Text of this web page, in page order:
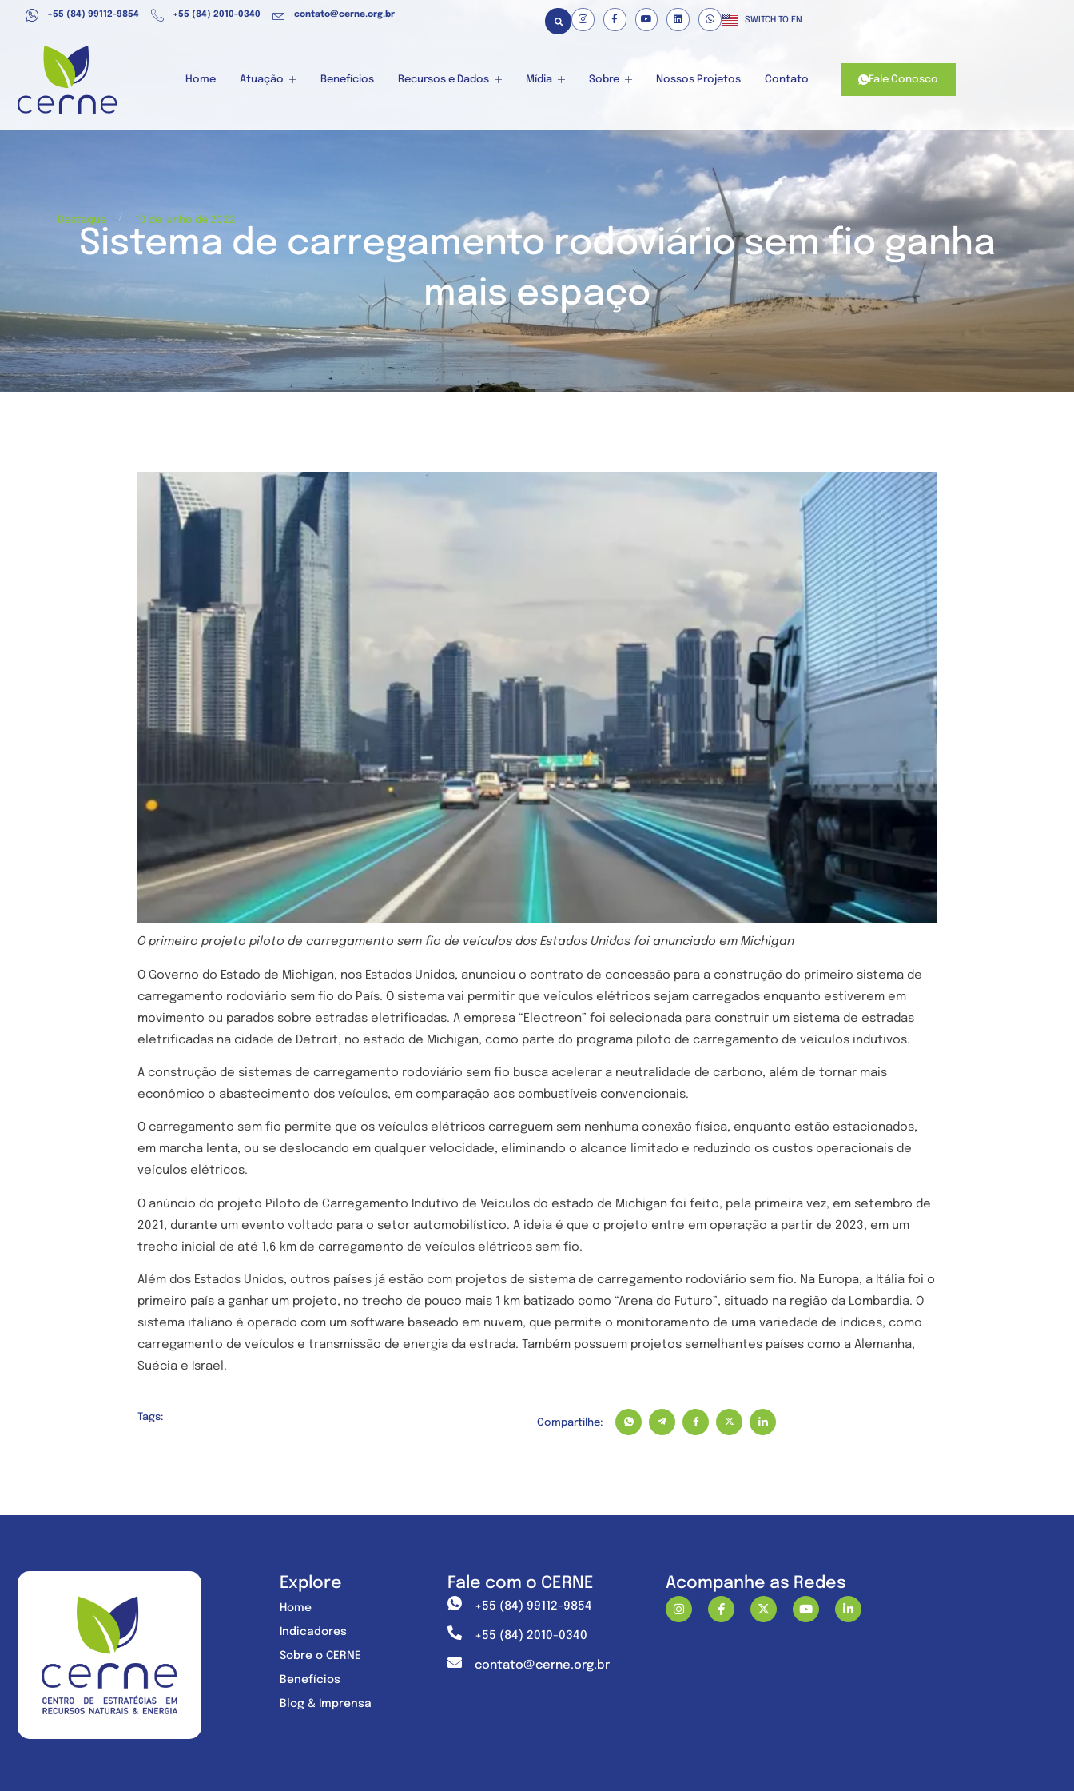
+55 (84) 99112-9854 +55 (84) 2010-0340 contato@cerne.org.br
SWITCH TO EN
Home Atuação Benefícios Recursos e Dados Mídia Sobre Nossos Projetos Contato Fale Conosco
Destaque / 10 de junho de 2022
Sistema de carregamento rodoviário sem fio ganha
mais espaço
O primeiro projeto piloto de carregamento sem fio de veículos dos Estados Unidos foi anunciado em Michigan
O Governo do Estado de Michigan, nos Estados Unidos, anunciou o contrato de concessão para a construção do primeiro sistema de
carregamento rodoviário sem fio do País. O sistema vai permitir que veículos elétricos sejam carregados enquanto estiverem em
movimento ou parados sobre estradas eletrificadas. A empresa “Electreon” foi selecionada para construir um sistema de estradas
eletrificadas na cidade de Detroit, no estado de Michigan, como parte do programa piloto de carregamento de veículos indutivos.
A construção de sistemas de carregamento rodoviário sem fio busca acelerar a neutralidade de carbono, além de tornar mais
econômico o abastecimento dos veículos, em comparação aos combustíveis convencionais.
O carregamento sem fio permite que os veículos elétricos carreguem sem nenhuma conexão física, enquanto estão estacionados,
em marcha lenta, ou se deslocando em qualquer velocidade, eliminando o alcance limitado e reduzindo os custos operacionais de
veículos elétricos.
O anúncio do projeto Piloto de Carregamento Indutivo de Veículos do estado de Michigan foi feito, pela primeira vez, em setembro de
2021, durante um evento voltado para o setor automobilístico. A ideia é que o projeto entre em operação a partir de 2023, em um
trecho inicial de até 1,6 km de carregamento de veículos elétricos sem fio.
Além dos Estados Unidos, outros países já estão com projetos de sistema de carregamento rodoviário sem fio. Na Europa, a Itália foi o
primeiro país a ganhar um projeto, no trecho de pouco mais 1 km batizado como “Arena do Futuro”, situado na região da Lombardia. O
sistema italiano é operado com um software baseado em nuvem, que permite o monitoramento de uma variedade de índices, como
carregamento de veículos e transmissão de energia da estrada. Também possuem projetos semelhantes países como a Alemanha,
Suécia e Israel.
Tags:
Compartilhe:
Explore
Home
Indicadores
Sobre o CERNE
Benefícios
Blog & Imprensa
Fale com o CERNE
+55 (84) 99112-9854
+55 (84) 2010-0340
contato@cerne.org.br
Acompanhe as Redes